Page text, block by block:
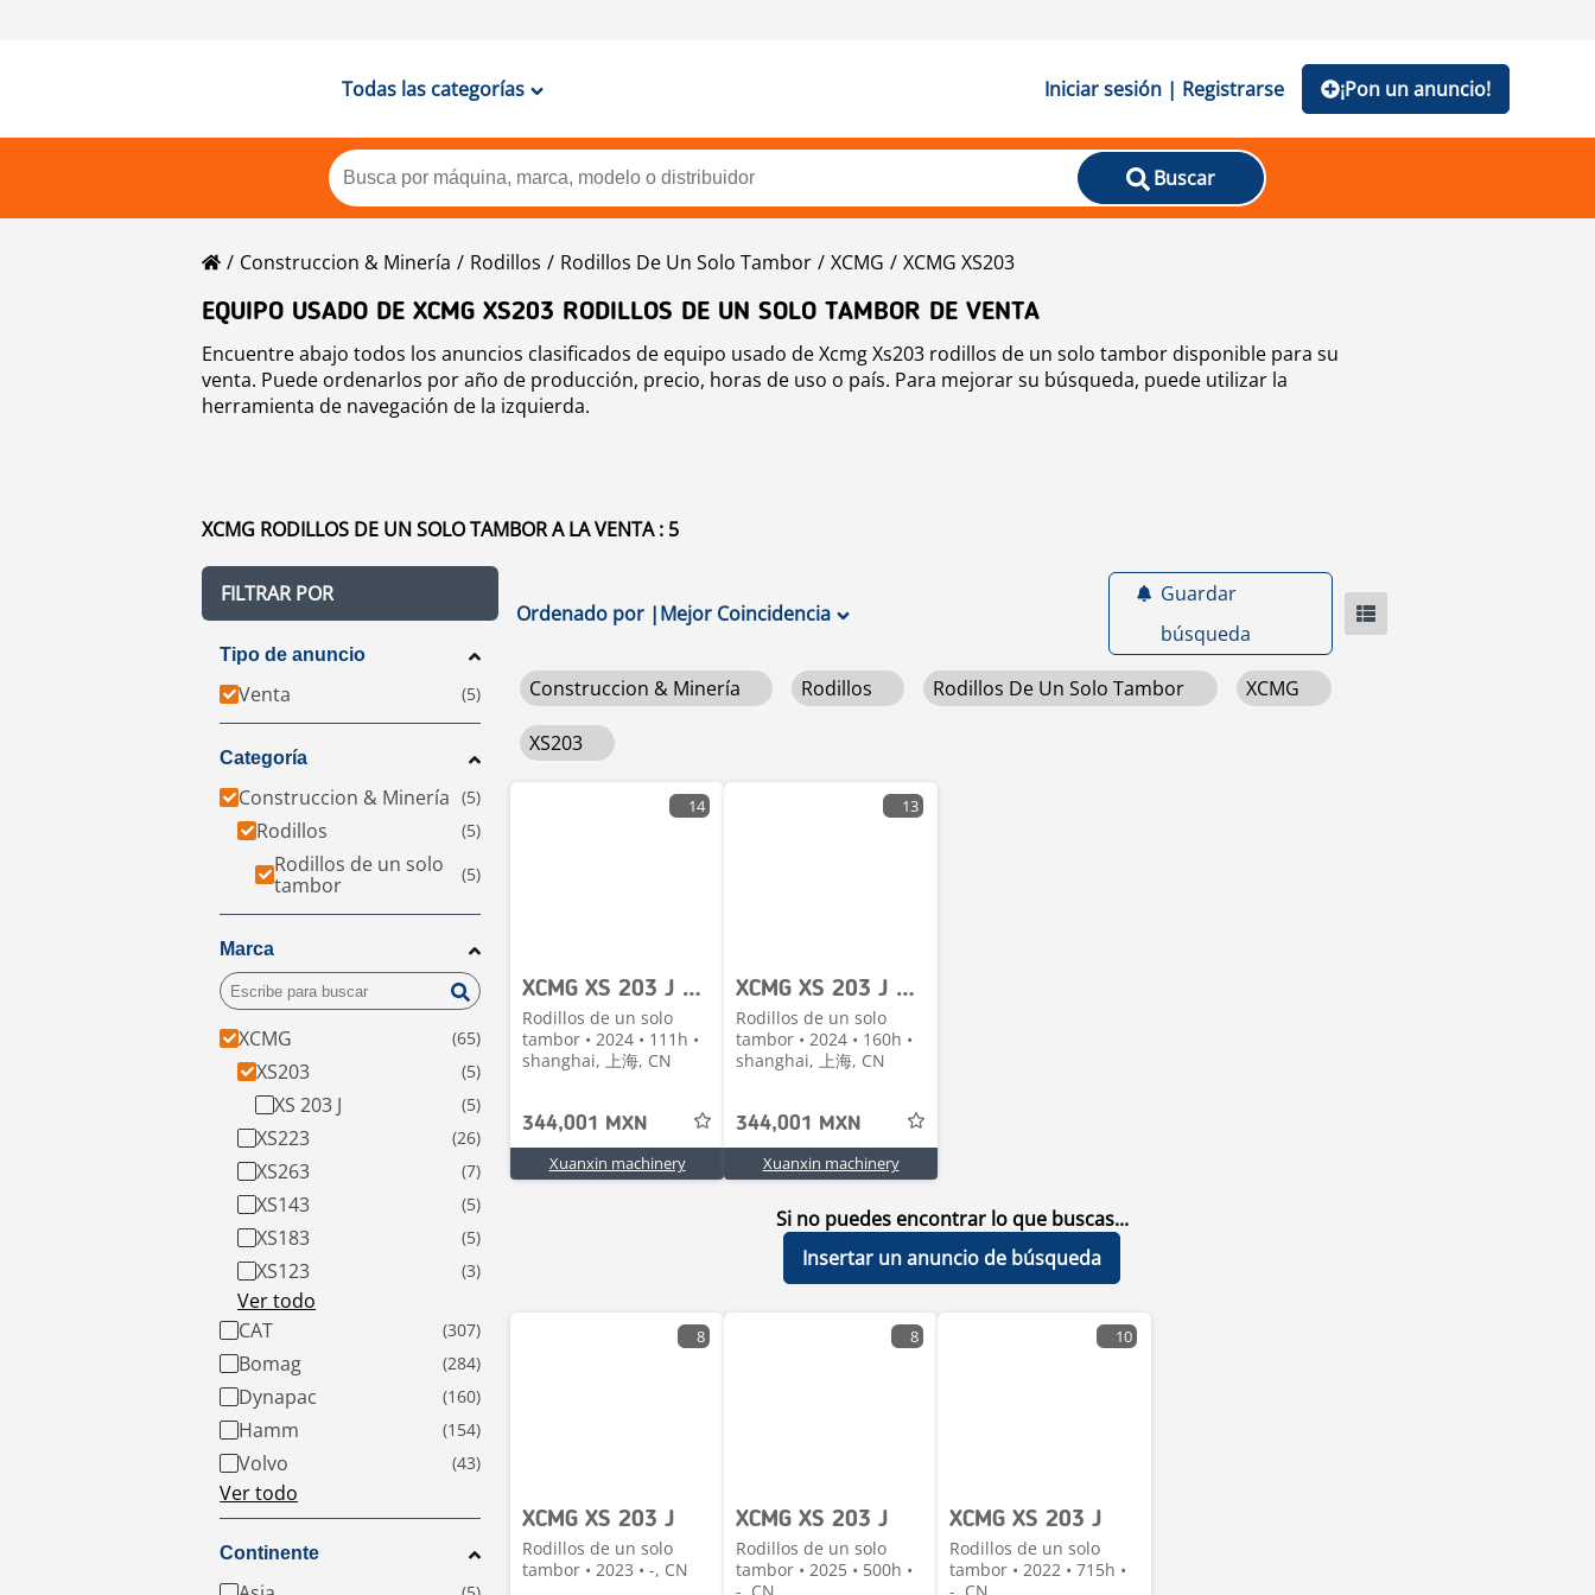
Todas las categorías Iniciar sesión | Registrarse ¡Pon un anuncio!
Buscar
Construccion & Minería Rodillos Rodillos De Un Solo Tambor XCMG
XCMG XS203
EQUIPO USADO DE XCMG XS203 RODILLOS DE UN SOLO TAMBOR DE VENTA
Encuentre abajo todos los anuncios clasificados de equipo usado de Xcmg Xs203 rodillos de un solo tambor disponible para su
venta. Puede ordenarlos por año de producción, precio, horas de uso o país. Para mejorar su búsqueda, puede utilizar la
herramienta de navegación de la izquierda.
XCMG RODILLOS DE UN SOLO TAMBOR A LA VENTA : 5
FILTRAR POR
Tipo de anuncio
Venta
Categoría
Construccion & Minería
Rodillos
Rodillos de un solo
tambor
Marca
XCMG
XS203
XS 203 J
XS223
XS263
XS143
XS183
XS123
Ver todo
CAT
Bomag
Dynapac
Hamm
Volvo
Ver todo
Continente
Ordenado por |Mejor Coincidencia
Guardar
búsqueda
Construccion & Minería Rodillos Rodillos De Un Solo Tambor XCMG
XS203
14
XCMG XS 203 J Shanghai largest supplier
Rodillos de un solo
tambor • 2024 • 111h •
shanghai, 上海, CN
344,001 MXN
Xuanxin machinery
13
XCMG XS 203 J Shanghai largest supplier
Rodillos de un solo
tambor • 2024 • 160h •
shanghai, 上海, CN
344,001 MXN
Xuanxin machinery
Si no puedes encontrar lo que buscas...
Insertar un anuncio de búsqueda
8
XCMG XS 203 J
Rodillos de un solo
tambor • 2023 • -, CN
8
XCMG XS 203 J
Rodillos de un solo
tambor • 2025 • 500h •
10
XCMG XS 203 J
Rodillos de un solo
tambor • 2022 • 715h •